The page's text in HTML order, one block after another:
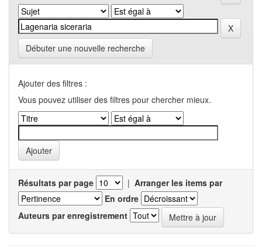
Débuter une nouvelle recherche
Ajouter des filtres :
Vous pouvez utiliser des filtres pour chercher mieux.
Résultats par page | Arranger les items par
En ordre
Auteurs par enregistrement